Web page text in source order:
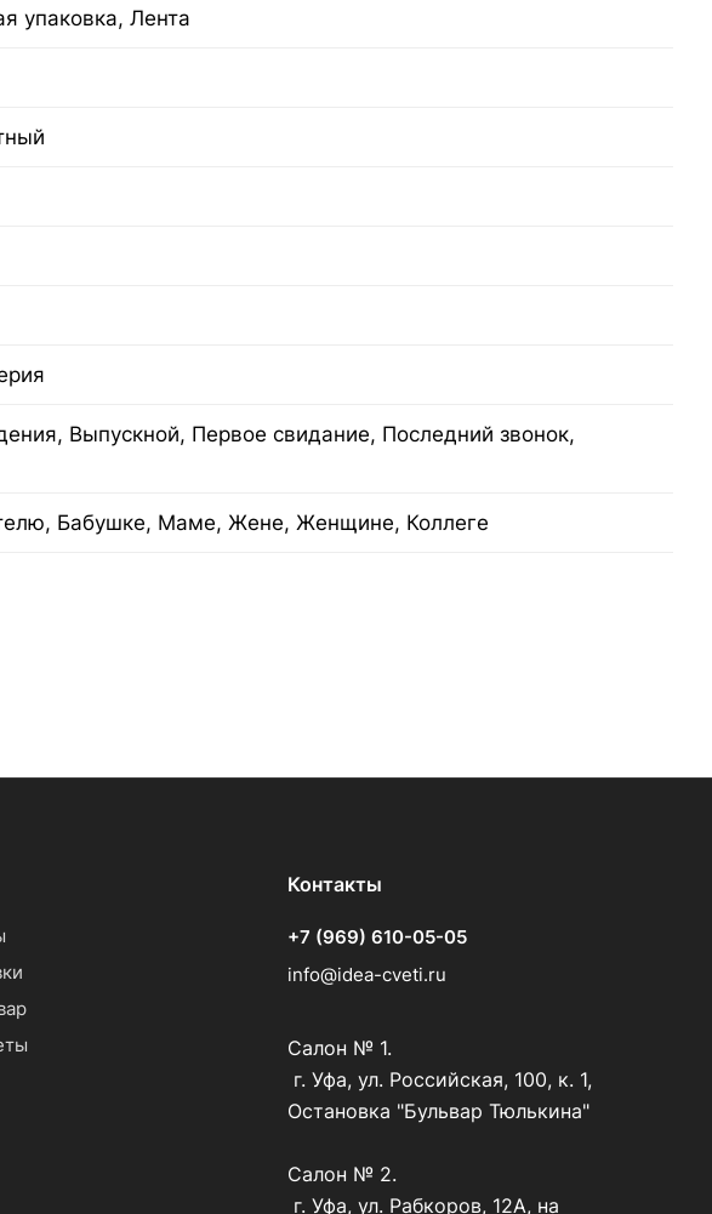
упаковка, Лента
Выпускной, Первое свидание, Последний звонок,
Бабушке, Маме, Жене, Женщине, Коллеге
Контакты
+7 (969) 610-05-05
info@idea-cveti.ru
Салон № 1.
г. Уфа, ул. Российская, 100, к. 1,
Остановка "Бульвар Тюлькина"
Салон № 2.
г. Уфа, ул. Рабкоров, 12А, на